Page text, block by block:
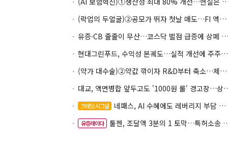
(락업의 두얼굴)②공모가 뛰자 첫날 매도…FI 엑시트 전략 갈렸다
유증·CB 줄줄이 무산…코스닥 벌점 급증에 상폐 압박
현대그린푸드, 수익성 본궤도…실적 개선에 주주환원까지
(약가 대수술)②약값 깎이자 R&D부터 축소…제약업계 비상경영 돌입
대교, 액면병합 앞두고
크레딧 시그널 네패스, AI 수혜에도 레버리지 부담 여전
유증레이다 툴젠, 조달액 3분의 1 토막…특허소송 비용부터 챙긴다